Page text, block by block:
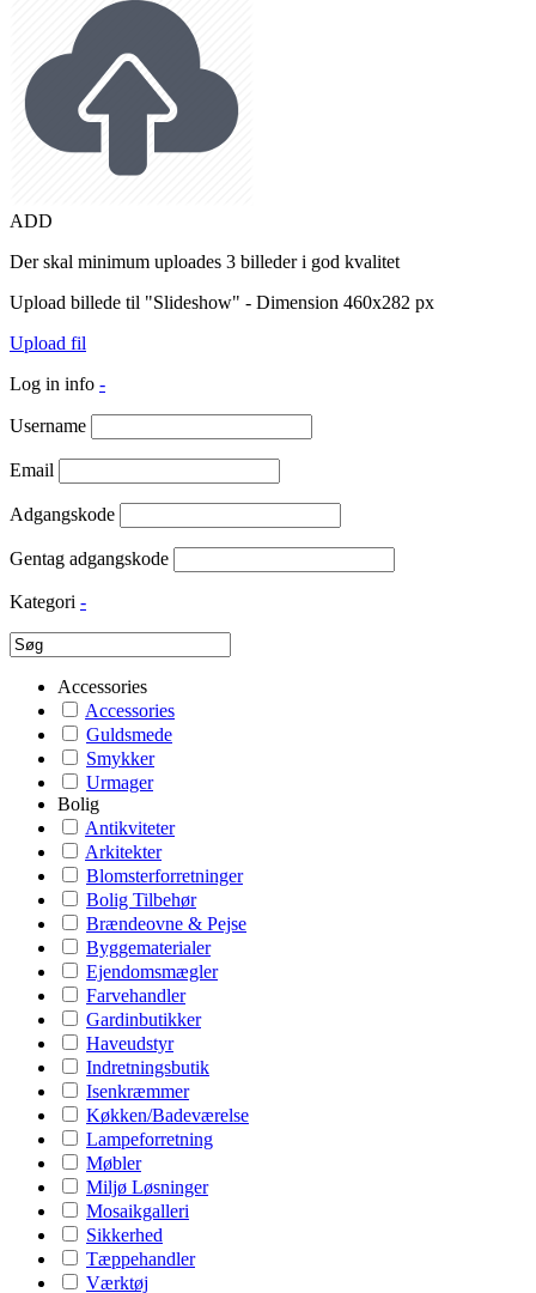
ADD
Der skal minimum uploades 3 billeder i god kvalitet
Upload billede til "Slideshow" - Dimension 460x282 px
Upload fil
Log in info -
Username
Email
Adgangskode
Gentag adgangskode
Kategori -
Accessories
Accessories
Guldsmede
Smykker
Urmager
Bolig
Antikviteter
Arkitekter
Blomsterforretninger
Bolig Tilbehør
Brændeovne & Pejse
Byggematerialer
Ejendomsmægler
Farvehandler
Gardinbutikker
Haveudstyr
Indretningsbutik
Isenkræmmer
Køkken/Badeværelse
Lampeforretning
Møbler
Miljø Løsninger
Mosaikgalleri
Sikkerhed
Tæppehandler
Værktøj